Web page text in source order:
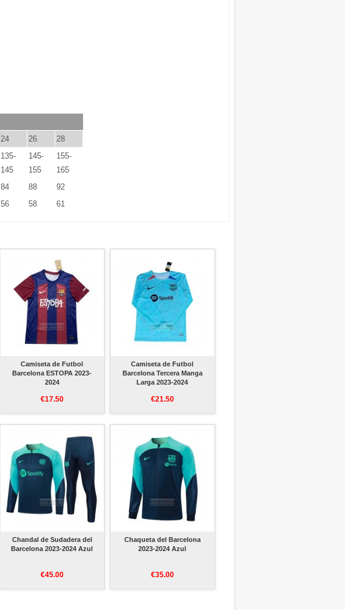
24 26 28
135-
145
145-
155
155-
165
84 88
92
56 58 61
Camiseta de Futbol
Barcelona ESTOPA 2023-
2024
€17.50
Camiseta de Futbol
Barcelona Tercera Manga
Larga 2023-2024
€21.50
Chandal de Sudadera del
Barcelona 2023-2024 Azul
€45.00
Chaqueta del Barcelona
2023-2024 Azul
€35.00